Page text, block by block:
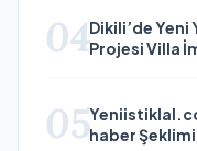
04Dikili’de Yeni
Projesi Villa
05haber